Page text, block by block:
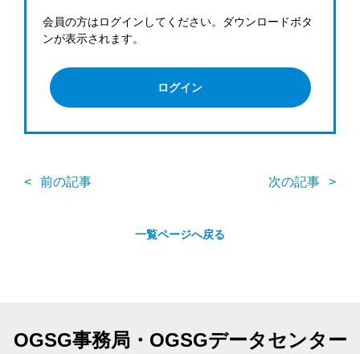
会員の方はログインしてください。ダウンロードボタ
ンが表示されます。
ログイン
前の記事 次の記事
一覧ページへ戻る
OGSG事務局・OGSGデータセンター